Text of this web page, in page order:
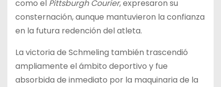
como el Pittsburgh Courier, expresaron su
consternación, aunque mantuvieron la confianza
en la futura redención del atleta.
La victoria de Schmeling también trascendió
ampliamente el ámbito deportivo y fue
absorbida de inmediato por la maquinaria de la